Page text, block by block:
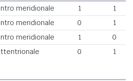
meridionale 1
1
meridionale 0
1
meridionale 1
0
0 1